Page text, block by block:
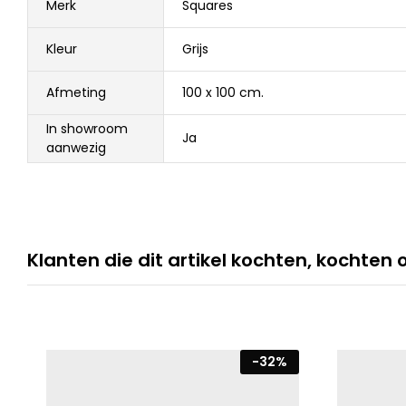
Merk Squares
Kleur Grijs
Afmeting
100 x 100 cm.
In showroom
aanwezig
Ja
Klanten die dit artikel kochten, kochten
-32%